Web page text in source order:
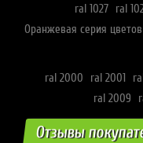
ral 1027 ral
Оранжевая серия
ral 2000 ral 2001
ral 2009
Отзывы